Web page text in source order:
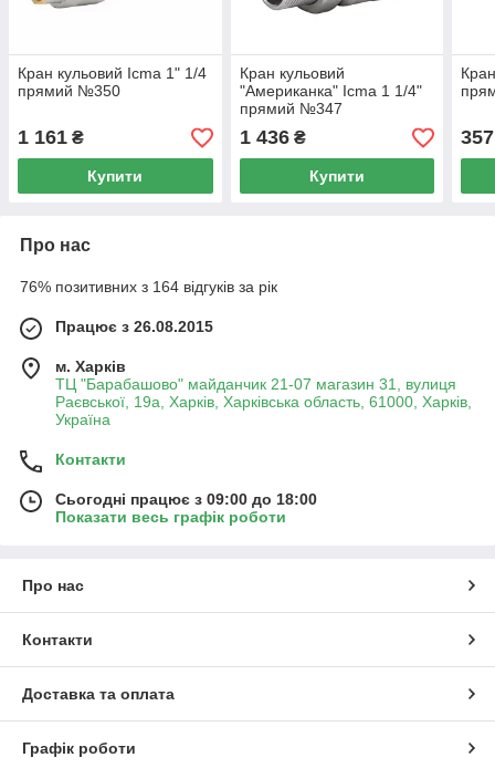
Кран кульовий Icma 1" 1/4
прямий №350
1 161 ₴
Купити
Кран кульовий
"Американка" Icma 1 1/4"
прямий №347
1 436₴
Купити
357
Про нас
76% позитивних з 164 відгуків за рік
Працює з 26.08.2015
м. Харків
ТЦ "Барабашово" майданчик 21-07 магазин 31, вулиця
Раєвської, 19а, Харків, Харківська область, 61000, Харків,
Україна
Контакти
Сьогодні працює з 09:00 до 18:00
Показати весь графік роботи
Про нас
Контакти
Доставка та оплата
Графік роботи